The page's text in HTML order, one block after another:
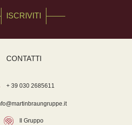
ISCRIVITI
CONTATTI
+ 39 030 2685611
Il Gruppo